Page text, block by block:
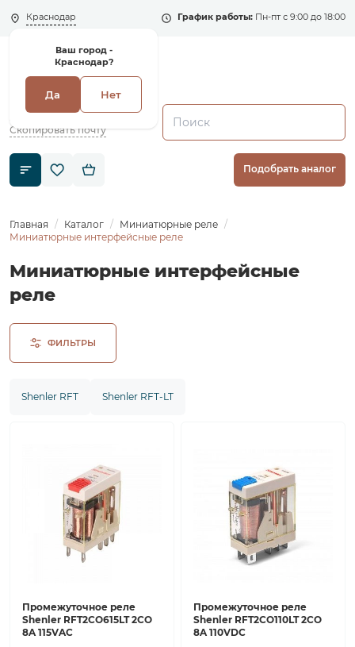
Краснодар
Ваш город -
Краснодар?
Да Нет
График работы: Пн-пт с 9:00 до 18:00
Скопировать почту
Подобрать аналог
Главная Каталог
Миниатюрные реле
Миниатюрные интерфейсные реле
Миниатюрные интерфейсные
реле
ФИЛЬТРЫ
Shenler RFT Shenler RFT-LT
Промежуточное реле
Shenler RFT2CO615LT 2CO
8A 115VAC
Промежуточное реле
Shenler RFT2CO110LT 2CO
8A 110VDC